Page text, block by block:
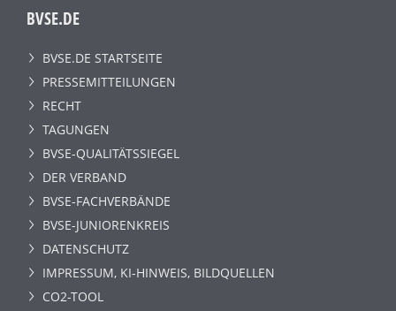
BVSE.DE
BVSE.DE STARTSEITE
PRESSEMITTEILUNGEN
RECHT
TAGUNGEN
BVSE-QUALITÄTSSIEGEL
DER VERBAND
BVSE-FACHVERBÄNDE
BVSE-JUNIORENKREIS
DATENSCHUTZ
IMPRESSUM, KI-HINWEIS, BILDQUELLEN
CO2-TOOL